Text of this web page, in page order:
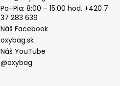
Po–Pia: 8:00 – 15:00 hod. +420 7
37 283 639
Náš Facebook
oxybag.sk
Náš YouTube
@oxybag